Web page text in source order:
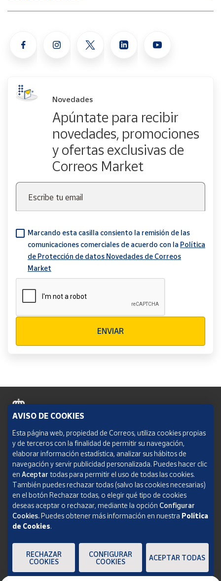
Novedades
Apúntate para recibir
novedades, promociones
y ofertas exclusivas de
Correos Market
Escribe tu email
Marcando esta casilla consiento la remisión de las
comunicaciones comerciales de acuerdo con la Política
de Protección de datos Novedades de Correos
Market
ENVIAR
Política de cookies
Aviso legal
Condiciones del servicio
Política de Privacidad Web
Informe de transparencia
SOCIEDAD ESTATAL CORREOS Y TELÉGRAFOS, S.A., S.M.E. Todos los derechos
AVISO DE COOKIES
Esta página web, propiedad de Correos, utiliza cookies propias
y de terceros con la finalidad de permitir su navegación,
elaborar información estadística, analizar sus hábitos de
navegación y servir publicidad personalizada. Puedes hacer clic
en Aceptar todas para permitir el uso de todas las cookies.
También puedes rechazar todas (salvo las cookies necesarias)
en el botón Rechazar todas, o elegir qué tipo de cookies
deseas aceptar o rechazar, mediante la opción Configurar
Cookies.Puedes obtener más información en nuestra Política
de Cookies.
RECHAZAR
COOKIES
CONFIGURAR
COOKIES
ACEPTAR TODAS